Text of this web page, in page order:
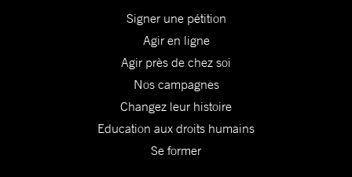
Signer une pétition
Agir en ligne
Agir près de chez soi
Nos campagnes
Changez leur histoire
Education aux droits humains
Se former